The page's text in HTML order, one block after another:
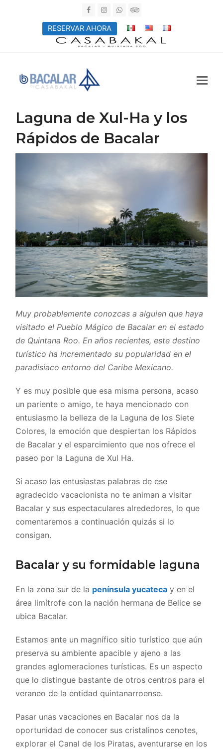
FacebookInstagram
WhatsappTripadvisor
RESERVAR AHORA
Laguna de Xul-Ha y los
Rápidos de Bacalar
Muy probablemente conozcas a alguien que haya
visitado el Pueblo Mágico de Bacalar en el estado
de Quintana Roo. En años recientes, este destino
turístico ha incrementado su popularidad en el
paradisiaco entorno del Caribe Mexicano.
Y es muy posible que esa misma persona, acaso
un pariente o amigo, te haya mencionado con
entusiasmo la belleza de la Laguna de los Siete
Colores, la emoción que despiertan los Rápidos
de Bacalar y el esparcimiento que nos ofrece el
paseo por la Laguna de Xul Ha.
Si acaso las entusiastas palabras de ese
agradecido vacacionista no te animan a visitar
Bacalar y sus espectaculares alrededores, lo que
comentaremos a continuación quizás si lo
consigan.
Bacalar y su formidable laguna
En la zona sur de la península yucateca y en el
área limítrofe con la nación hermana de Belice se
ubica Bacalar.
Estamos ante un magnífico sitio turístico que aún
preserva su ambiente apacible y ajeno a las
grandes aglomeraciones turísticas. Es un aspecto
que lo distingue bastante de otros centros para el
veraneo de la entidad quintanarroense.
Pasar unas vacaciones en Bacalar nos da la
oportunidad de conocer sus cristalinos cenotes,
explorar el Canal de los Piratas, aventurarse en los